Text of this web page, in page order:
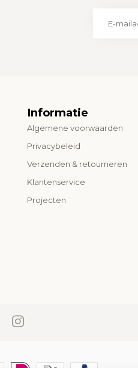
Informatie
Algemene voorwaarden
Privacybeleid
Verzenden & retourneren
Klantenservice
Projecten